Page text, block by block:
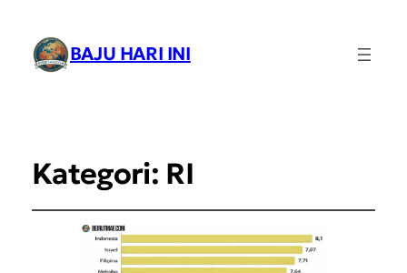
BAJU HARI INI
Kategori: RI